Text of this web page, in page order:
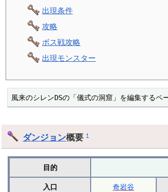
出現条件
攻略
ボス戦攻略
出現モンスター
風来のシレンDSの「儀式の洞窟」を編集するペ
ダンジョン概要†
目的
入口 奇岩谷